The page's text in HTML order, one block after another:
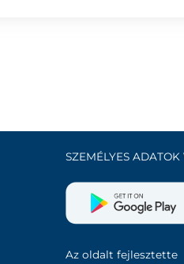
SZEMÉLYES ADATOK
Az oldalt fejlesztette